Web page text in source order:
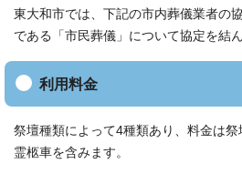
東大和市では、下記の市内葬儀業者の
である「市民葬儀」について協定を結
利用料金
祭壇種類によって4種類あり、料金は祭
霊柩車を含みます。